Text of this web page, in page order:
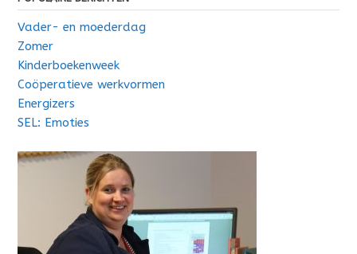
Vader- en moederdag
Zomer
Kinderboekenweek
Coöperatieve werkvormen
Energizers
SEL: Emoties